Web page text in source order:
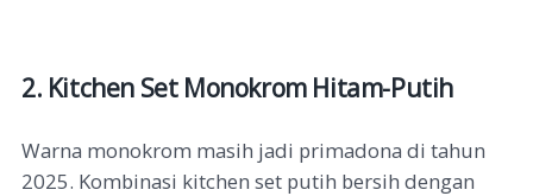
2. Kitchen Set Monokrom Hitam-Putih
Warna monokrom masih jadi primadona di tahun
2025. Kombinasi kitchen set putih bersih dengan